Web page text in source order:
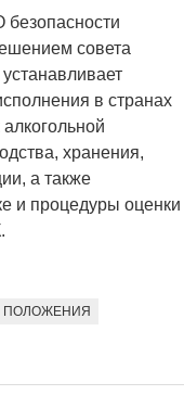
совета
в странах
хранения,
а также
и процедуры оценки
ПОЛОЖЕНИЯ